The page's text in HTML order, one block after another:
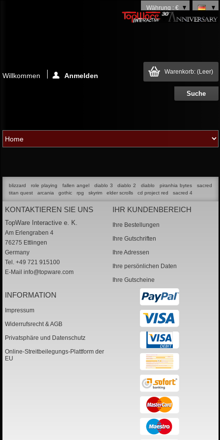
Währung : €
Warenkorb: (Leer)
Willkommen Anmelden
blizzard role playing fallen angel diablo 3 diablo 2 diablo piranhia bytes
sacred
titan quest
arcania gothic rpg skyrim elder scrolls cd project red sacred 4
KONTAKTIEREN SIE UNS
TopWare Interactive e. K.
Am Erlengraben 4
76275 Ettlingen
Germany
Tel. +49 721 915100
E-Mail info@topware.com
IHR KUNDENBEREICH
Ihre Bestellungen
Ihre Gutschriften
Ihre Adressen
Ihre persönlichen Daten
Ihre Gutscheine
INFORMATION
Impressum
Widerrufsrecht & AGB
Privatsphäre und Datenschutz
Online-Streitbeilegungs-Plattform der
EU